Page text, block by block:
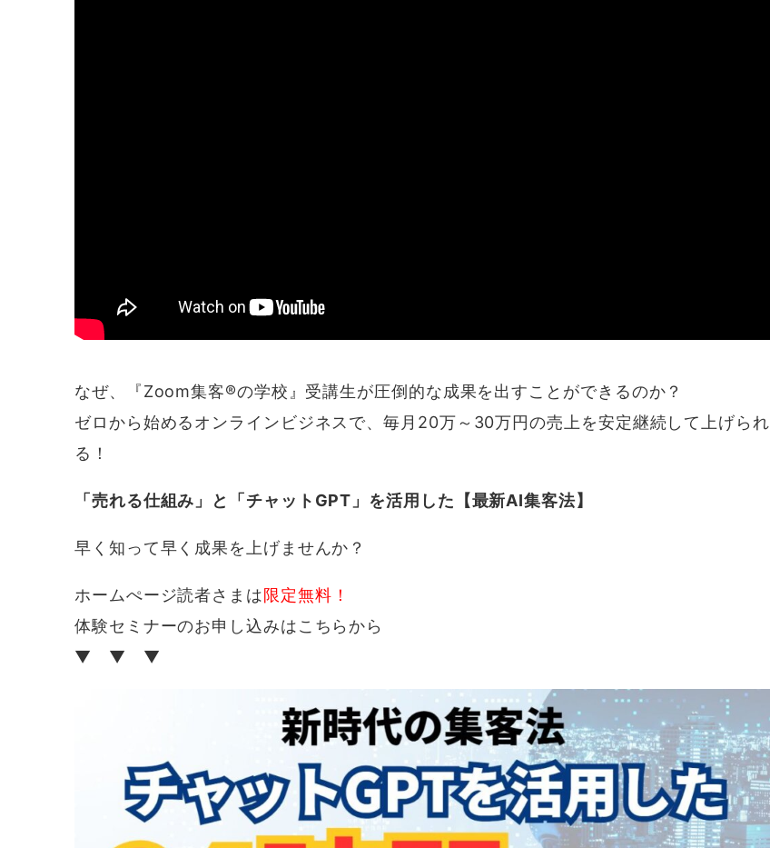
なぜ、『Zoom集客®の学校』受講生が圧倒的な成果を出すことができるのか？
ゼロから始めるオンラインビジネスで、毎月20万～30万円の売上を安定継続して上げられ
る！
「売れる仕組み」と「チャットGPT」を活用した【最新AI集客法】
早く知って早く成果を上げませんか？
ホームぺージ読者さまは限定無料！
体験セミナーのお申し込みはこちらから
▼ ▼ ▼